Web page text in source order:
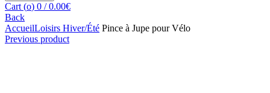
Cart (o) 0 / 0.00€
Back
AccueilLoisirs Hiver/Été Pince à Jupe pour Vélo
Previous product